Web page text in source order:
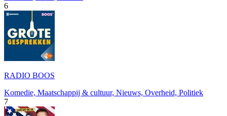
6
RADIO BOOS
Komedie, Maatschappij & cultuur, Nieuws, Overheid, Politiek
7